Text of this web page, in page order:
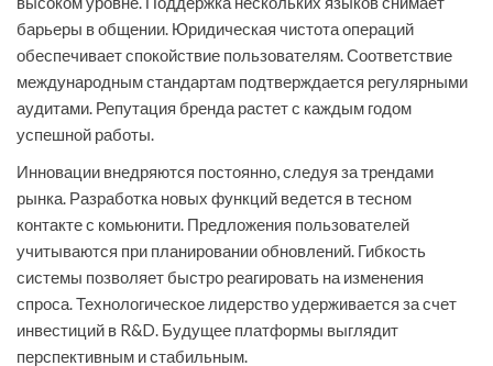
барьеры в общении. Юридическая чистота операций
обеспечивает спокойствие пользователям. Соответствие
международным стандартам подтверждается регулярными
аудитами. Репутация бренда растет с каждым годом
успешной работы.
Инновации внедряются постоянно, следуя за трендами
рынка. Разработка новых функций ведется в тесном
контакте с комьюнити. Предложения пользователей
учитываются при планировании обновлений. Гибкость
системы позволяет быстро реагировать на изменения
спроса. Технологическое лидерство удерживается за счет
инвестиций в R&D. Будущее платформы выглядит
перспективным и стабильным.